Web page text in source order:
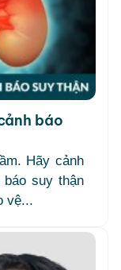
báo
Hãy cảnh
suy thận
vệ...